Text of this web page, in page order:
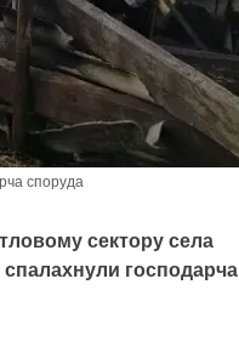
споруда
сектору села
спалахнули господарча